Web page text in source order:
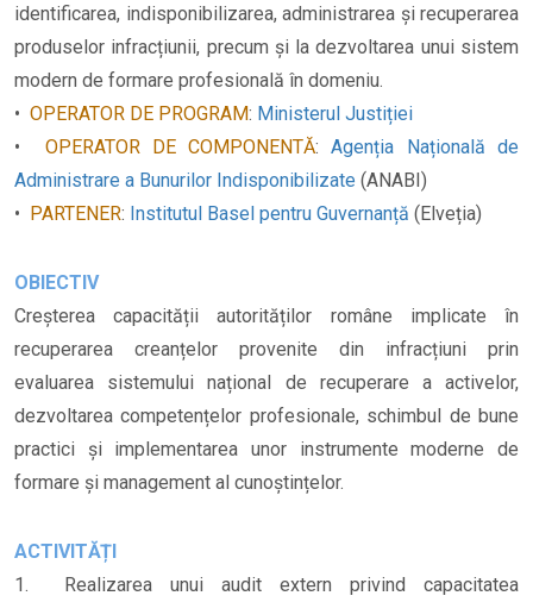
identificarea, indisponibilizarea, administrarea și recuperarea
produselor infracțiunii, precum și la dezvoltarea unui sistem
modern de formare profesională în domeniu.
• OPERATOR DE PROGRAM: Ministerul Justiției
• OPERATOR DE COMPONENTĂ:Agenția Națională de
Administrare a Bunurilor Indisponibilizate (ANABI)
• PARTENER: Institutul Basel pentru Guvernanță (Elveția)
OBIECTIV
Creșterea capacității autorităților române implicate în
recuperarea creanțelor provenite din infracțiuni prin
evaluarea sistemului național de recuperare a activelor,
dezvoltarea competențelor profesionale, schimbul de bune
practici și implementarea unor instrumente moderne de
formare și management al cunoștințelor.
ACTIVITĂȚI
1. Realizarea unui audit extern privind capacitatea